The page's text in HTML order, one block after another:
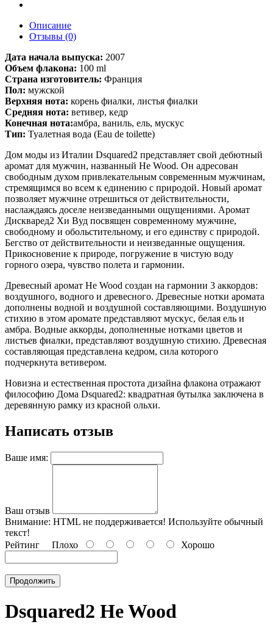
Описание
Отзывы (0)
Дата начала выпуска: 2007
Объем флакона: 100 ml
Страна изготовитель: Франция
Пол: мужской
Верхняя нота: корень фиалки, листья фиалки
Средняя нота: ветивер, кедр
Конечная нота:амбра, ваниль, ель, мускус
Тип: Туалетная вода (Eau de toilette)
Дом моды из Италии Dsquared2 представляет свой дебютный
аромат для мужчин, названный He Wood. Он адресован
свободным духом привлекательным современным мужчинам,
стремящимся во всем к единению с природой. Новый аромат
позволяет мужчине отрешиться от действительности,
наслаждаясь доселе неизведанными ощущениями. Аромат
Дискваред2 Хи Вуд посвящен современному мужчине,
свободному и обольстительному, и его единству с природой.
Бегство от действительности и неизведанные ощущения.
Прикосновение к природе, погружение в чистую воду
горного озера, чувство полета и гармонии.
Древесный аромат He Wood создан на гармонии 3 аккордов:
воздушного, водного и древесного. Древесные нотки аромата
дополнены водной и воздушной составляющими. Воздушную
стихию в этом аромате представляют мускус, белая ель и
амбра. Водные аккорды, дополненные нотками цветов и
листьев фиалки, представляют воздушную стихию. Древесная
составляющая представлена кедром, сила которого
подчеркнута ветивером.
Новизна и естественная простота дизайна флакона отражают
философию Дома Dsquared2: квадратная бутылка заключена в
деревянную рамку из красной ольхи.
Написать отзыв
Ваше имя:
Ваш отзыв
Внимание: HTML не поддерживается! Используйте обычный
текст!
Рейтинг Плохо Хорошо
Продолжить
Dsquared2 He Wood